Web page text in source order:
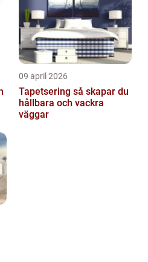
09 april 2026
Tapetsering så skapar du
hållbara och vackra
väggar